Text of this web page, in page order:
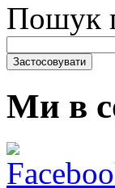
Пошук
Ми в